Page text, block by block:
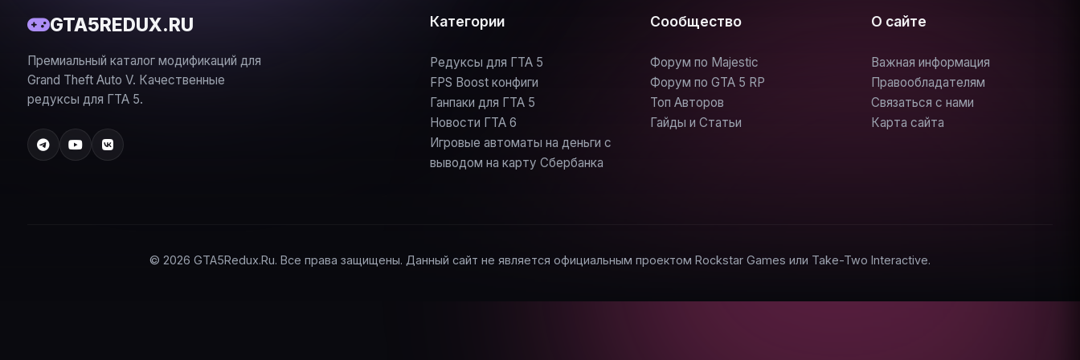
GTA5REDUX.RU
Премиальный каталог модификаций для
Grand Theft Auto V. Качественные
редуксы для ГТА 5.
Категории
Редуксы для ГТА 5
FPS Boost конфиги
Ганпаки для ГТА 5
Новости ГТА 6
Игровые автоматы на деньги с
выводом на карту Сбербанка
Сообщество
Форум по Majestic
Форум по GTA 5 RP
Топ Авторов
Гайды и Статьи
О сайте
Важная информация
Правообладателям
Связаться с нами
Карта сайта
© 2026 GTA5Redux.Ru. Все права защищены. Данный сайт не является официальным проектом Rockstar Games или Take-Two Interactive.